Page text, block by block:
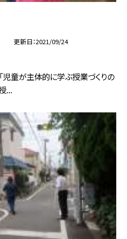
更新日 2021/09/24
児童が主体的に学ぶ授業づくりの
...